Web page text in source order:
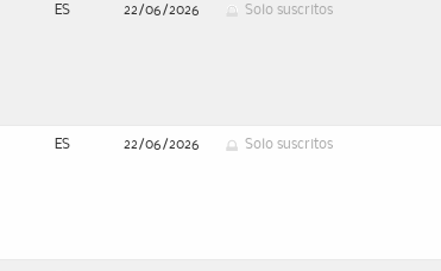
ES 22/06/2026 Solo suscritos
ES 22/06/2026 Solo suscritos